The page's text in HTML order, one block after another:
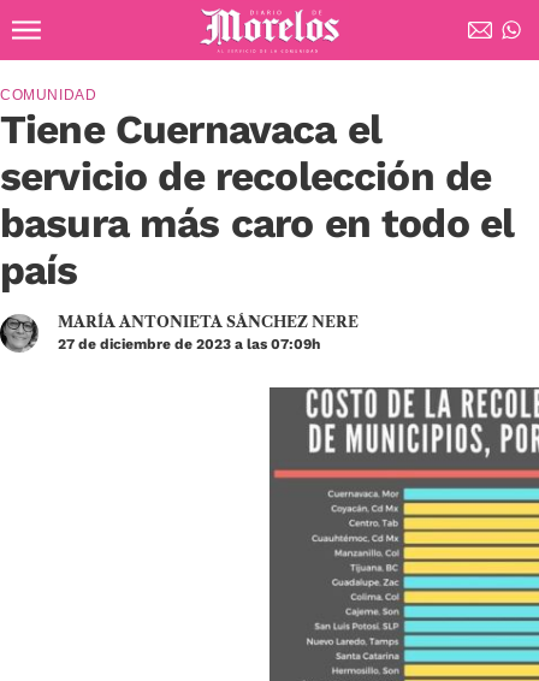
Diario de Morelos
Tiene Cuernavaca el
servicio de recolección de
basura más caro en todo el
país
COMUNIDAD
MARÍA ANTONIETA SÁNCHEZ NERE
27 de diciembre de 2023 a las 07:09h